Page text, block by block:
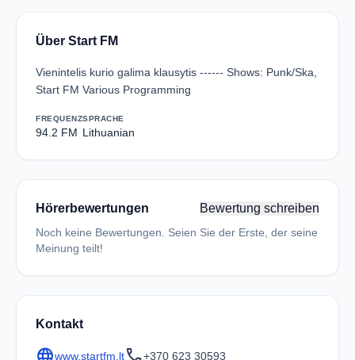
Über Start FM
Vienintelis kurio galima klausytis ------ Shows: Punk/Ska,
Start FM Various Programming
FREQUENZ
94.2 FM
SPRACHE
Lithuanian
Hörerbewertungen Bewertung schreiben
Noch keine Bewertungen. Seien Sie der Erste, der seine
Meinung teilt!
Kontakt
www.startfm.lt +370 623 30593